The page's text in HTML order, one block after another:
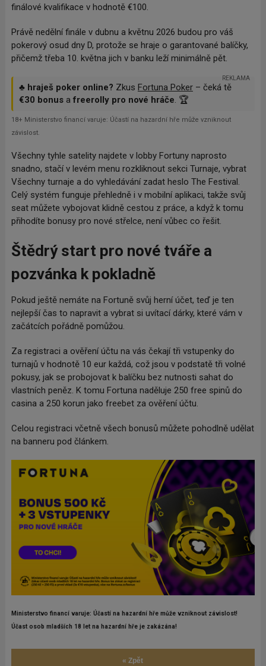
finálové kvalifikace v hodnotě €100.
Právě nedělní finále v dubnu a květnu 2026 budou pro váš
pokerový osud dny D, protože se hraje o garantované balíčky,
přičemž třeba 10. května jich v banku leží minimálně pět.
REKLAMA
♣️ hraješ poker online? Zkus Fortuna Poker– čeká tě
€30 bonusa freerolly pro nové hráče. 🏆
18+ Ministerstvo financí varuje: Účastí na hazardní hře může vzniknout
závislost.
Všechny tyhle satelity najdete v lobby Fortuny naprosto
snadno, stačí v levém menu rozkliknout sekci Turnaje, vybrat
Všechny turnaje a do vyhledávání zadat heslo The Festival.
Celý systém funguje přehledně i v mobilní aplikaci, takže svůj
seat můžete vybojovat klidně cestou z práce, a když k tomu
přihodíte bonusy pro nové střelce, není vůbec co řešit.
Štědrý start pro nové tváře a
pozvánka k pokladně
Pokud ještě nemáte na Fortuně svůj herní účet, teď je ten
nejlepší čas to napravit a vybrat si uvítací dárky, které vám v
začátcích pořádně pomůžou.
Za registraci a ověření účtu na vás čekají tři vstupenky do
turnajů v hodnotě 10 eur každá, což jsou v podstatě tři volné
pokusy, jak se probojovat k balíčku bez nutnosti sahat do
vlastních peněz. K tomu Fortuna naděluje 250 free spinů do
casina a 250 korun jako freebet za ověření účtu.
Celou registraci včetně všech bonusů můžete pohodlně udělat
na banneru pod článkem.
Ministerstvo financí varuje: Účastí na hazardní hře může vzniknout závislost!
Účast osob mladších 18 let na hazardní hře je zakázána!
« Zpět